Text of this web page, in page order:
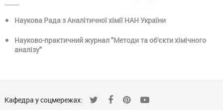
Наукова Рада з Аналітичної хімії НАН України
Науково-практичний журнал "Методи та об'єкти хімічного
аналізу"
Кафедра у соцмережах: